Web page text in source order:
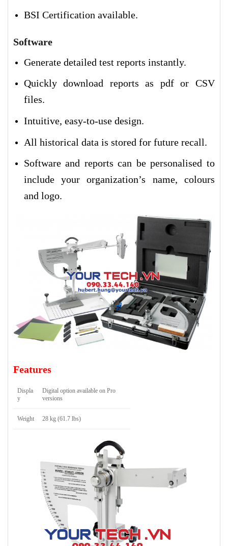
BSI Certification available.
Software
Generate detailed test reports instantly.
Quickly download reports as pdf or CSV
files.
Intuitive, easy-to-use design.
All historical data is stored for future recall.
Software and reports can be personalised to
include your organization’s name, colours
and logo.
Features
Displa
y
Digital option available on Pro
versions
Weight 28 kg (61.7 lbs)